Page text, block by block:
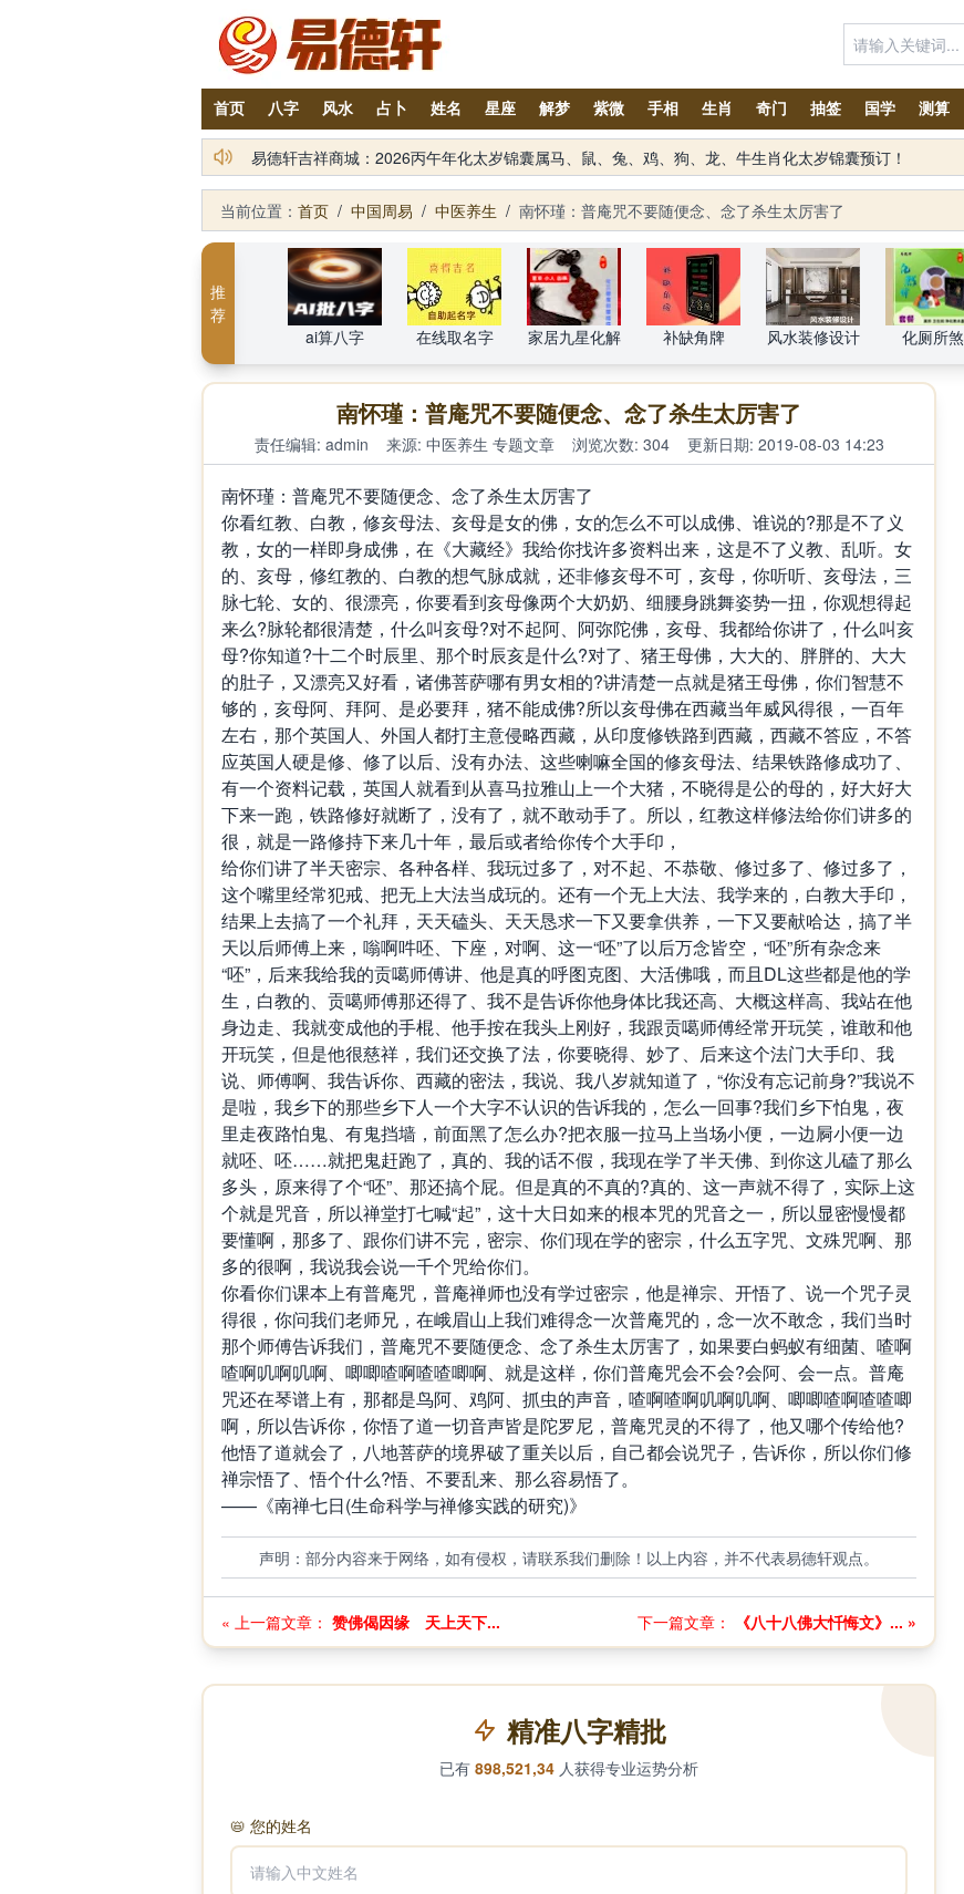
首页 八字 风水 占卜 姓名 星座 解梦 紫微 手相 生肖 奇门 抽签 国学 测算
易德轩风水装修设计网提供装修风水设计项目
当前位置： 首页 / 中国周易 / 中医养生 / 南怀瑾：普庵咒不要随便念、念了杀生太厉害了
推
荐
ai算八字
在线取名字 家居九星化解 补缺角牌 风水装修设计 化厕所煞
南怀瑾：普庵咒不要随便念、念了杀生太厉害了
责任编辑: admin 来源: 中医养生 专题文章 浏览次数: 304 更新日期: 2019-08-03 14:23
南怀瑾：普庵咒不要随便念、念了杀生太厉害了
你看红教、白教，修亥母法、亥母是女的佛，女的怎么不可以成佛、谁说的?那是不了义
教，女的一样即身成佛，在《大藏经》我给你找许多资料出来，这是不了义教、乱听。女
的、亥母，修红教的、白教的想气脉成就，还非修亥母不可，亥母，你听听、亥母法，三
脉七轮、女的、很漂亮，你要看到亥母像两个大奶奶、细腰身跳舞姿势一扭，你观想得起
来么?脉轮都很清楚，什么叫亥母?对不起阿、阿弥陀佛，亥母、我都给你讲了，什么叫亥
母?你知道?十二个时辰里、那个时辰亥是什么?对了、猪王母佛，大大的、胖胖的、大大
的肚子，又漂亮又好看，诸佛菩萨哪有男女相的?讲清楚一点就是猪王母佛，你们智慧不
够的，亥母阿、拜阿、是必要拜，猪不能成佛?所以亥母佛在西藏当年威风得很，一百年
左右，那个英国人、外国人都打主意侵略西藏，从印度修铁路到西藏，西藏不答应，不答
应英国人硬是修、修了以后、没有办法、这些喇嘛全国的修亥母法、结果铁路修成功了、
有一个资料记载，英国人就看到从喜马拉雅山上一个大猪，不晓得是公的母的，好大好大
下来一跑，铁路修好就断了，没有了，就不敢动手了。所以，红教这样修法给你们讲多的
很，就是一路修持下来几十年，最后或者给你传个大手印，
给你们讲了半天密宗、各种各样、我玩过多了，对不起、不恭敬、修过多了、修过多了，
这个嘴里经常犯戒、把无上大法当成玩的。还有一个无上大法、我学来的，白教大手印，
结果上去搞了一个礼拜，天天磕头、天天恳求一下又要拿供养，一下又要献哈达，搞了半
天以后师傅上来，嗡啊吽呸、下座，对啊、这一“呸”了以后万念皆空，“呸”所有杂念来
“呸”，后来我给我的贡噶师傅讲、他是真的呼图克图、大活佛哦，而且DL这些都是他的学
生，白教的、贡噶师傅那还得了、我不是告诉你他身体比我还高、大概这样高、我站在他
身边走、我就变成他的手棍、他手按在我头上刚好，我跟贡噶师傅经常开玩笑，谁敢和他
开玩笑，但是他很慈祥，我们还交换了法，你要晓得、妙了、后来这个法门大手印、我
说、师傅啊、我告诉你、西藏的密法，我说、我八岁就知道了，“你没有忘记前身?”我说不
是啦，我乡下的那些乡下人一个大字不认识的告诉我的，怎么一回事?我们乡下怕鬼，夜
里走夜路怕鬼、有鬼挡墙，前面黑了怎么办?把衣服一拉马上当场小便，一边屙小便一边
就呸、呸……就把鬼赶跑了，真的、我的话不假，我现在学了半天佛、到你这儿磕了那么
多头，原来得了个“呸”、那还搞个屁。但是真的不真的?真的、这一声就不得了，实际上这
个就是咒音，所以禅堂打七喊“起”，这十大日如来的根本咒的咒音之一，所以显密慢慢都
要懂啊，那多了、跟你们讲不完，密宗、你们现在学的密宗，什么五字咒、文殊咒啊、那
多的很啊，我说我会说一千个咒给你们。
你看你们课本上有普庵咒，普庵禅师也没有学过密宗，他是禅宗、开悟了、说一个咒子灵
得很，你问我们老师兄，在峨眉山上我们难得念一次普庵咒的，念一次不敢念，我们当时
那个师傅告诉我们，普庵咒不要随便念、念了杀生太厉害了，如果要白蚂蚁有细菌、喳啊
喳啊叽啊叽啊、唧唧喳啊喳喳唧啊、就是这样，你们普庵咒会不会?会阿、会一点。普庵
咒还在琴谱上有，那都是鸟阿、鸡阿、抓虫的声音，喳啊喳啊叽啊叽啊、唧唧喳啊喳喳唧
啊，所以告诉你，你悟了道一切音声皆是陀罗尼，普庵咒灵的不得了，他又哪个传给他?
他悟了道就会了，八地菩萨的境界破了重关以后，自己都会说咒子，告诉你，所以你们修
禅宗悟了、悟个什么?悟、不要乱来、那么容易悟了。
——《南禅七日(生命科学与禅修实践的研究)》
声明：部分内容来于网络，如有侵权，请联系我们删除！以上内容，并不代表易德轩观点。
« 上一篇文章： 赞佛偈因缘 天上天下... 下一篇文章： 《八十八佛大忏悔文》... »
精准八字精批
已有 898,521,34 人获得专业运势分析
📛 您的姓名